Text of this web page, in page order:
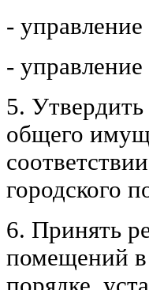
-
-
5.
общего
городского
6. Принять
помещений